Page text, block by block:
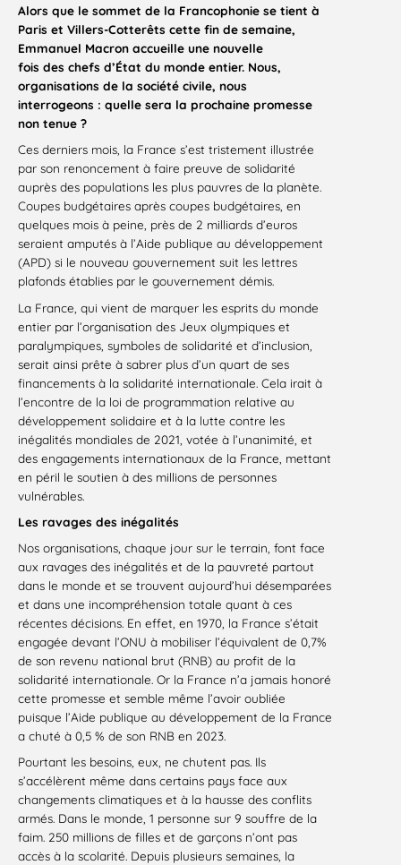
Alors que le sommet de la Francophonie se tient à
Paris et Villers-Cotterêts cette fin de semaine,
Emmanuel Macron accueille une nouvelle
fois des chefs d’État du monde entier. Nous,
organisations de la société civile, nous
interrogeons : quelle sera la prochaine promesse
non tenue ?
Ces derniers mois, la France s’est tristement illustrée
par son renoncement à faire preuve de solidarité
auprès des populations les plus pauvres de la planète.
Coupes budgétaires après coupes budgétaires, en
quelques mois à peine, près de 2 milliards d’euros
seraient amputés à l’Aide publique au développement
(APD) si le nouveau gouvernement suit les lettres
plafonds établies par le gouvernement démis.
La France, qui vient de marquer les esprits du monde
entier par l’organisation des Jeux olympiques et
paralympiques, symboles de solidarité et d’inclusion,
serait ainsi prête à sabrer plus d’un quart de ses
financements à la solidarité internationale. Cela irait à
l’encontre de la loi de programmation relative au
développement solidaire et à la lutte contre les
inégalités mondiales de 2021, votée à l’unanimité, et
des engagements internationaux de la France, mettant
en péril le soutien à des millions de personnes
vulnérables.
Les ravages des inégalités
Nos organisations, chaque jour sur le terrain, font face
aux ravages des inégalités et de la pauvreté partout
dans le monde et se trouvent aujourd’hui désemparées
et dans une incompréhension totale quant à ces
récentes décisions. En effet, en 1970, la France s’était
engagée devant l’ONU à mobiliser l’équivalent de 0,7%
de son revenu national brut (RNB) au profit de la
solidarité internationale. Or la France n’a jamais honoré
cette promesse et semble même l’avoir oubliée
puisque l’Aide publique au développement de la France
a chuté à 0,5 % de son RNB en 2023.
Pourtant les besoins, eux, ne chutent pas. Ils
s’accélèrent même dans certains pays face aux
changements climatiques et à la hausse des conflits
armés. Dans le monde, 1 personne sur 9 souffre de la
faim. 250 millions de filles et de garçons n’ont pas
accès à la scolarité. Depuis plusieurs semaines, la